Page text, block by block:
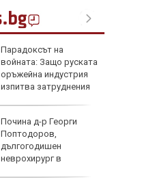
Парадоксът на
войната: Защо руската
оръжейна индустрия
изпитва затруднения
Почина д-р Георги
Поптодоров,
дългогодишен
неврохирург в